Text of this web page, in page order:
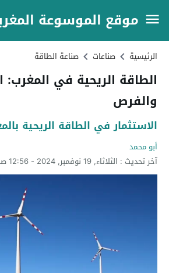
موقع الموسوعة
الرئيسية صناعات صناعة الطاقة
الطاقة الريحية في المغرب:
والفرص
الاستثمار في الطاقة الريحية
أبو محمد
آخر تحديث : الثلاثاء, 19 نوفمبر, 2024 - 12:56 صباحًا